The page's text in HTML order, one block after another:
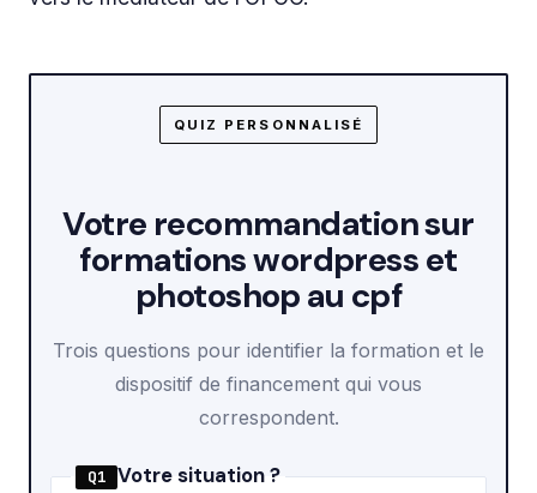
QUIZ PERSONNALISÉ
Votre recommandation sur
formations wordpress et
photoshop au cpf
Trois questions pour identifier la formation et le
dispositif de financement qui vous
correspondent.
Q1 Votre situation ?